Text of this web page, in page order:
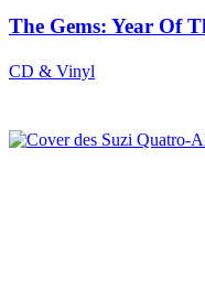
The Gems: Year Of
CD & Vinyl